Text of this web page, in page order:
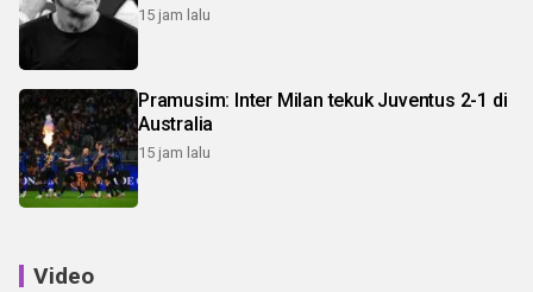
15 jam lalu
Pramusim: Inter Milan tekuk Juventus 2-1 di
Australia
15 jam lalu
Video